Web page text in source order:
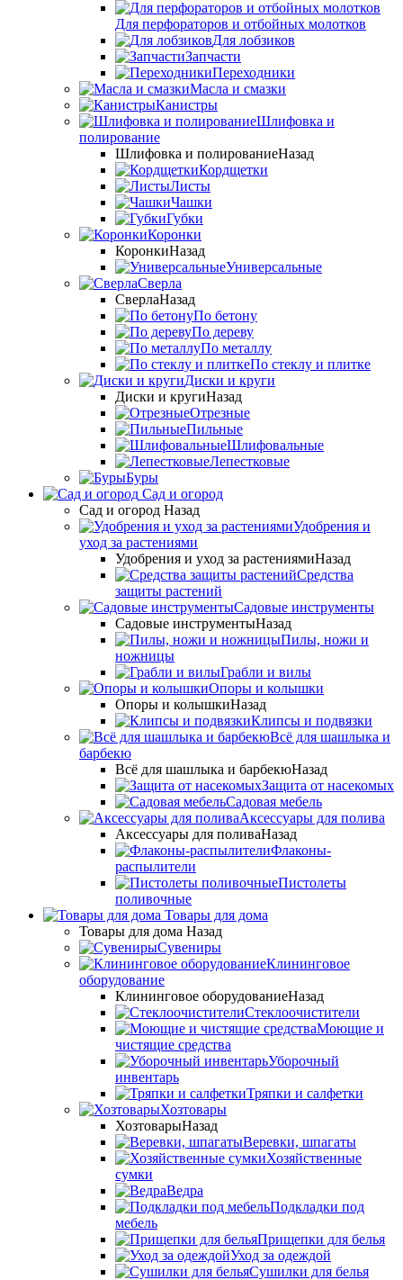
Для перфораторов и отбойных молотков
Для лобзиков
Запчасти
Переходники
Масла и смазки
Канистры
Шлифовка и
полирование
Шлифовка и полированиеНазад
Кордщетки
Листы
Чашки
Губки
Коронки
КоронкиНазад
Универсальные
Сверла
СверлаНазад
По бетону
По дереву
По металлу
По стеклу и плитке
Диски и круги
Диски и кругиНазад
Отрезные
Пильные
Шлифовальные
Лепестковые
Буры
Сад и огород
Сад и огород Назад
Удобрения и
уход за растениями
Удобрения и уход за растениямиНазад
Средства
защиты растений
Садовые инструменты
Садовые инструментыНазад
Пилы, ножи и
ножницы
Грабли и вилы
Опоры и колышки
Опоры и колышкиНазад
Клипсы и подвязки
Всё для шашлыка и
барбекю
Всё для шашлыка и барбекюНазад
Защита от насекомых
Садовая мебель
Аксессуары для полива
Аксессуары для поливаНазад
Флаконы-
распылители
Пистолеты
поливочные
Товары для дома
Товары для дома Назад
Сувениры
Клининговое
оборудование
Клининговое оборудованиеНазад
Стеклоочистители
Моющие и
чистящие средства
Уборочный
инвентарь
Тряпки и салфетки
Хозтовары
ХозтоварыНазад
Веревки, шпагаты
Хозяйственные
сумки
Ведра
Подкладки под
мебель
Прищепки для белья
Уход за одеждой
Сушилки для белья